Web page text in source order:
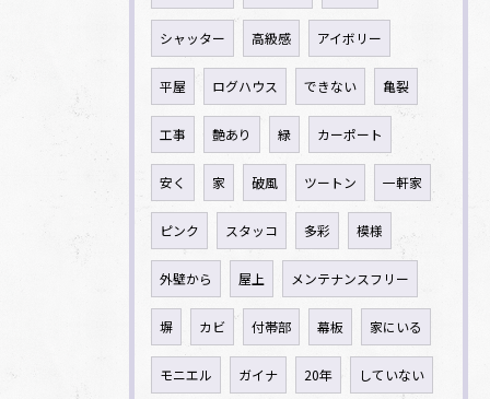
シャッター 高級感 アイボリー
平屋 ログハウス できない 亀裂
工事 艶あり 緑 カーポート
安く 家 破風 ツートン 一軒家
ピンク スタッコ 多彩 模様
外壁から 屋上 メンテナンスフリー
塀 カビ 付帯部 幕板 家にいる
モニエル ガイナ 20年 していない